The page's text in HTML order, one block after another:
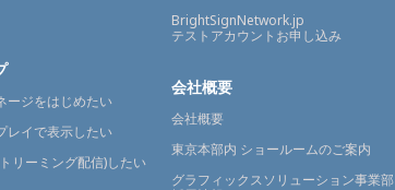
ージをはじめたい
レイで表示したい
リーミング配信)したい
BrightSignNetwork.jp
テストアカウントお申し込み
会社概要
会社概要
東京本部内 ショールームのご案内
グラフィックスソリューション事業部